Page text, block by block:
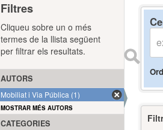
Filtres
Cliqueu sobre un o més
termes de la llista següent
per filtrar els resultats.
AUTORS
Mobiliat i Via Pública (1)
MOSTRAR MÉS AUTORS
CATEGORIES